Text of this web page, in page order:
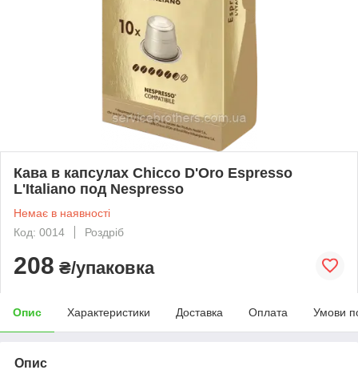
Кава в капсулах Chicco D'Oro Espresso
L'Italiano под Nespresso
Немає в наявності
Код: 0014
Роздріб
208 ₴/упаковка
Опис Характеристики Доставка Оплата Умови
Опис